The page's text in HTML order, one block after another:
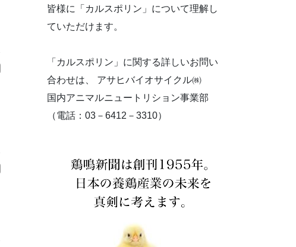
皆様に「カルスポリン」について理解し
ていただけます。
「カルスポリン」に関する詳しいお問い
合わせは、 アサヒバイオサイクル㈱
国内アニマルニュートリション事業部
（電話：03－6412－3310）